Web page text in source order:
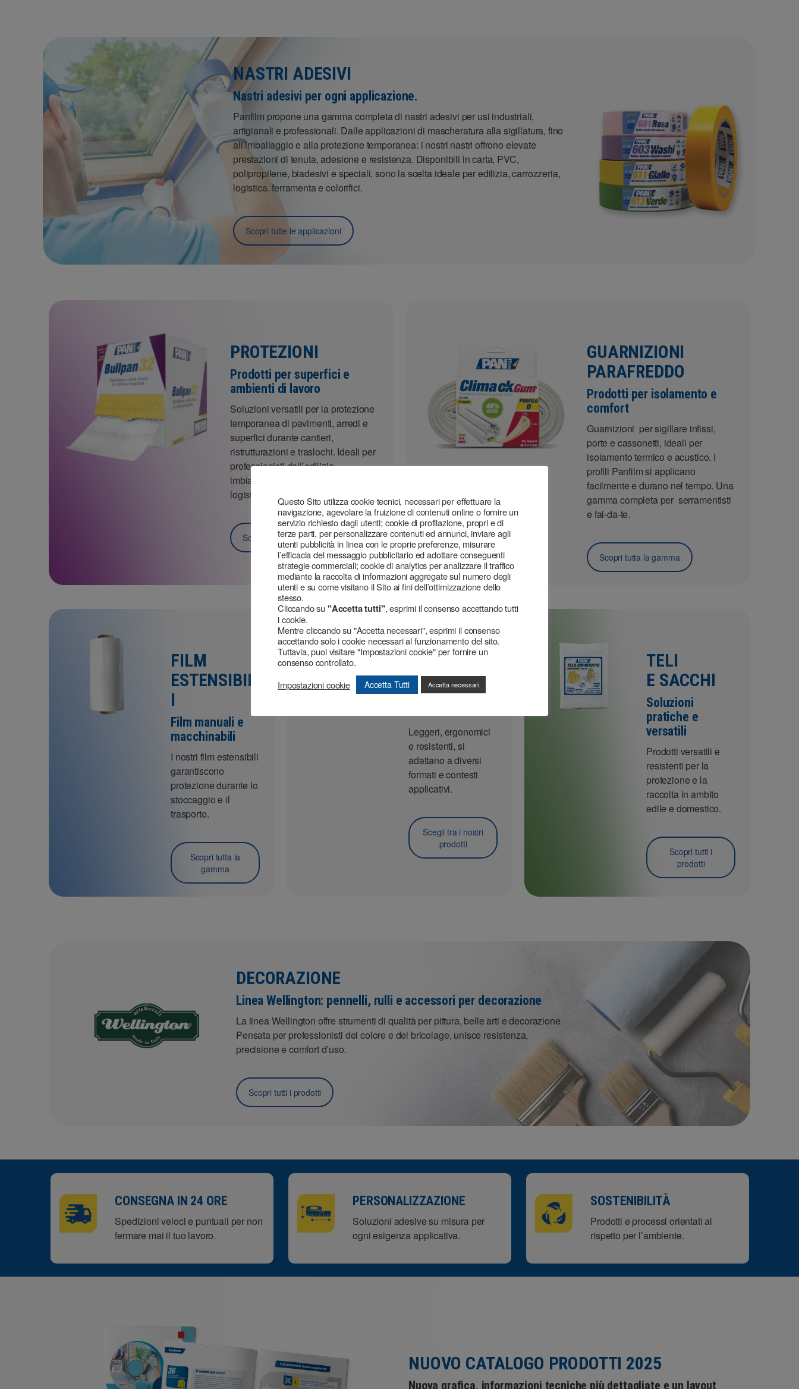
NASTRI ADESIVI
Nastri adesivi per ogni applicazione.
Panfilm propone una gamma completa di nastri adesivi per usi industriali,
artigianali e professionali. Dalle applicazioni di mascheratura alla sigillatura, fino
all’imballaggio e alla protezione temporanea: i nostri nastri offrono elevate
prestazioni di tenuta, adesione e resistenza. Disponibili in carta, PVC,
polipropilene, biadesivi e speciali, sono la scelta ideale per edilizia, carrozzeria,
logistica, ferramenta e colorifici.
Scopri tutte le applicazioni
PROTEZIONI
Prodotti per superfici e
ambienti di lavoro
Soluzioni versatili per la protezione
temporanea di pavimenti, arredi e
superfici durante cantieri,
ristrutturazioni e traslochi. Ideali per
professionisti dell’edilizia,
imbianchini, traslocatori e operatori
logistici.
Scopri tutti i prodotti
GUARNIZIONI
PARAFREDDO
Prodotti per isolamento e
comfort
Guarnizioni per sigillare infissi,
porte e cassonetti, ideali per
isolamento termico e acustico. I
profili Panfilm si applicano
facilmente e durano nel tempo. Una
gamma completa per serramentisti
e fai-da-te.
Scopri tutta la gamma
FILM
ESTENSIBIL
I
Film manuali e
macchinabili
I nostri film estensibili
garantiscono
protezione durante lo
stoccaggio e il
trasporto.
Scopri tutta la
gamma
DISPENSER
Dispenser per
nastri adesivi e
Leggeri, ergonomici
e resistenti, si
adattano a diversi
formati e contesti
applicativi.
Scegli tra i nostri
prodotti
TELI
E SACCHI
Soluzioni
pratiche e
versatili
Prodotti versatili e
resistenti per la
protezione e la
raccolta in ambito
edile e domestico.
Scopri tutti i
prodotti
DECORAZIONE
Linea Wellington: pennelli, rulli e accessori per decorazione
La linea Wellington offre strumenti di qualità per pittura, belle arti e decorazione.
Pensata per professionisti del colore e del bricolage, unisce resistenza,
precisione e comfort d’uso.
Scopri tutti i prodotti
CONSEGNA IN 24 ORE
Spedizioni veloci e puntuali per non
fermare mai il tuo lavoro.
PERSONALIZZAZIONE
Soluzioni adesive su misura per
ogni esigenza applicativa.
SOSTENIBILITÀ
Prodotti e processi orientati al
rispetto per l’ambiente.
NUOVO CATALOGO PRODOTTI 2025
Nuova grafica, informazioni tecniche più dettagliate e un layout
Questo Sito utilizza cookie tecnici, necessari per effettuare la
navigazione, agevolare la fruizione di contenuti online o fornire un
servizio richiesto dagli utenti; cookie di profilazione, propri e di
terze parti, per personalizzare contenuti ed annunci, inviare agli
utenti pubblicità in linea con le proprie preferenze, misurare
l’efficacia del messaggio pubblicitario ed adottare conseguenti
strategie commerciali; cookie di analytics per analizzare il traffico
mediante la raccolta di informazioni aggregate sul numero degli
utenti e su come visitano il Sito ai fini dell’ottimizzazione dello
stesso.
Cliccando su "Accetta tutti", esprimi il consenso accettando tutti
i cookie.
Mentre cliccando su "Accetta necessari", esprimi il consenso
accettando solo i cookie necessari al funzionamento del sito.
Tuttavia, puoi visitare "Impostazioni cookie" per fornire un
consenso controllato.
Impostazioni cookie
Accetta Tutti Accetta necessari